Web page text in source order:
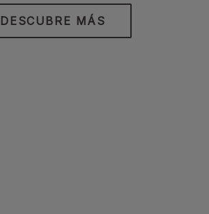
DESCUBRE MÁS